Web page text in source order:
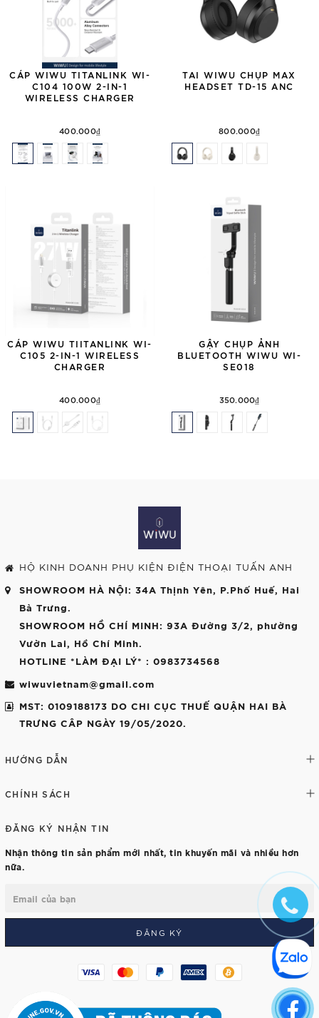
CÁP WIWU TITANLINK WI-
C104 100W 2-IN-1
WIRELESS CHARGER
400.000₫
TAI WIWU CHỤP MAX
HEADSET TD-15 ANC
800.000₫
CÁP WIWU TIITANLINK WI-
C105 2-IN-1 WIRELESS
CHARGER
400.000₫
GẬY CHỤP ẢNH
BLUETOOTH WIWU WI-
SE018
350.000₫
HỘ KINH DOANH PHỤ KIỆN ĐIỆN THOẠI TUẤN ANH
SHOWROOM HÀ NỘI: 34A Thịnh Yên, P.Phố Huế, Hai
Bà Trưng.
SHOWROOM HỒ CHÍ MINH: 93A Đường 3/2, phường
Vườn Lai, Hồ Chí Minh.
HOTLINE *LÀM ĐẠI LÝ* : 0983734568
wiwuvietnam@gmail.com
MST: 0109188173 DO CHI CỤC THUẾ QUẬN HAI BÀ
TRƯNG CÂP NGÀY 19/05/2020.
HƯỚNG DẪN
CHÍNH SÁCH
ĐĂNG KÝ NHẬN TIN
Nhận thông tin sản phẩm mới nhất, tin khuyến mãi và nhiều hơn
nữa.
ĐĂNG KÝ